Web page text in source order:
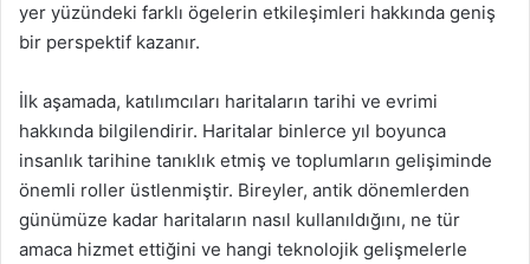
yer yüzündeki farklı ögelerin etkileşimleri hakkında geniş
bir perspektif kazanır.
İlk aşamada, katılımcıları haritaların tarihi ve evrimi
hakkında bilgilendirir. Haritalar binlerce yıl boyunca
insanlık tarihine tanıklık etmiş ve toplumların gelişiminde
önemli roller üstlenmiştir. Bireyler, antik dönemlerden
günümüze kadar haritaların nasıl kullanıldığını, ne tür
amaca hizmet ettiğini ve hangi teknolojik gelişmelerle